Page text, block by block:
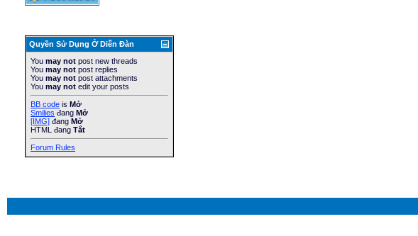
Quyền Sử Dụng Ở Diễn Ðàn
You may not post new threads
You may not post replies
You may not post attachments
You may not edit your posts
BB code is Mở
Smilies đang Mở
[IMG] đang Mở
HTML đang Tắt
Forum Rules